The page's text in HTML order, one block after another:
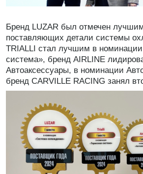
Бренд LUZAR был отмечен
поставляющих детали системы
TRIALLI стал лучшим в номинации
система», бренд AIRLINE
Автоаксессуары, в номинации
бренд CARVILLE RACING занял